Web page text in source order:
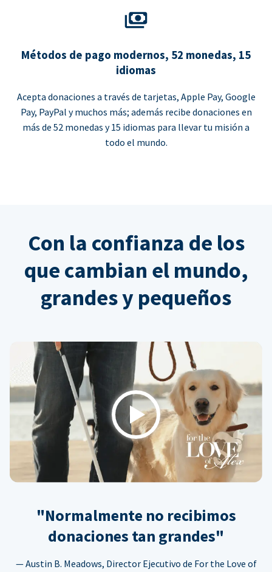
Métodos de pago modernos, 52 monedas, 15
idiomas
Acepta donaciones a través de tarjetas, Apple Pay, Google
Pay, PayPal y muchos más; además recibe donaciones en
más de 52 monedas y 15 idiomas para llevar tu misión a
todo el mundo.
Con la confianza de los
que cambian el mundo,
grandes y pequeños
Play
"Normalmente no recibimos
donaciones tan grandes"
— Austin B. Meadows, Director Ejecutivo de For the Love of